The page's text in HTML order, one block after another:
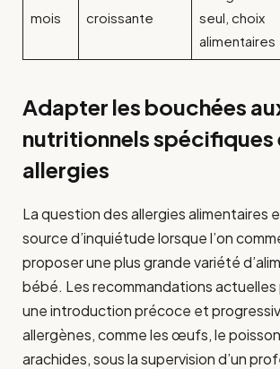
mois
croissante
seul, choix
alimentaires
Adapter les bouchées
nutritionnels spécifiques
allergies
La question des allergies alimentaires
source d’inquiétude lorsque l’on
proposer une plus grande variété
bébé. Les recommandations
une introduction précoce et
allergènes, comme les œufs, le
arachides, sous la supervision d’un